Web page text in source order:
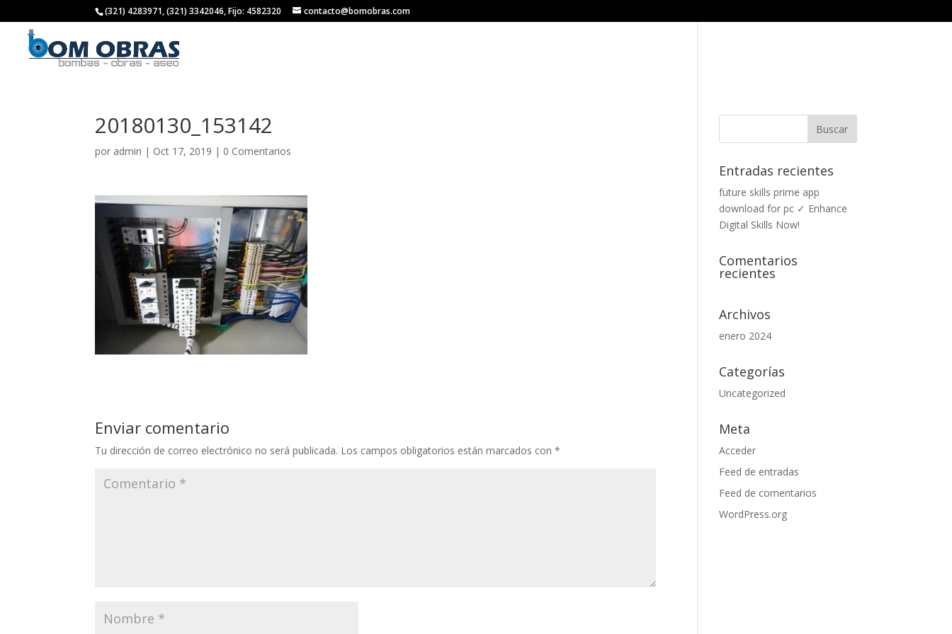
(321) 4283971, (321) 3342046, Fijo: 4582320 contacto@bomobras.com
20180130_153142
por admin | Oct 17, 2019 | 0 Comentarios
Enviar comentario
Tu dirección de correo electrónico no será publicada. Los campos obligatorios están marcados con*
Entradas recientes
future skills prime app
download for pc ✓ Enhance
Digital Skills Now!
Comentarios
recientes
Archivos
enero 2024
Categorías
Uncategorized
Meta
Acceder
Feed de entradas
Feed de comentarios
WordPress.org